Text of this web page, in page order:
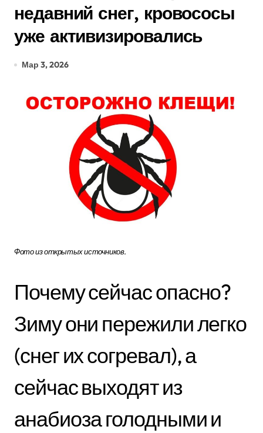
недавний снег, кровососы
уже активизировались
Мар 3, 2026
Фото из открытых источников.
Почему сейчас опасно?
Зиму они пережили легко
(снег их согревал), а
сейчас выходят из
анабиоза голодными и